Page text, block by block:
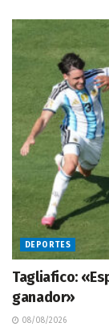
DEPORTES
Tagliafico:
ganador»
08/08/2026